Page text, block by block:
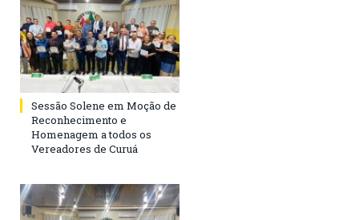
Sessão Solene em Moção de
Reconhecimento e
Homenagem a todos os
Vereadores de Curuá